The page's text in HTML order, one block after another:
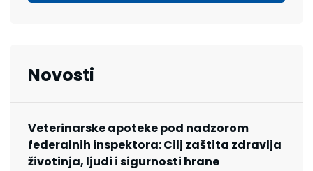
Novosti
Veterinarske apoteke pod nadzorom
federalnih inspektora: Cilj zaštita zdravlja
životinja, ljudi i sigurnosti hrane